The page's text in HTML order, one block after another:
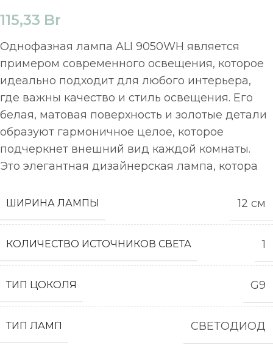
115,33 Br
Однофазная лампа ALI 9050WH является
примером современного освещения, которое
идеально подходит для любого интерьера,
где важны качество и стиль освещения. Его
белая, матовая поверхность и золотые детали
образуют гармоничное целое, которое
подчеркнет внешний вид каждой комнаты.
Это элегантная дизайнерская лампа, котора
ШИРИНА ЛАМПЫ 12 см
КОЛИЧЕСТВО ИСТОЧНИКОВ СВЕТА 1
ТИП ЦОКОЛЯ G9
ТИП ЛАМП СВЕТОДИОД